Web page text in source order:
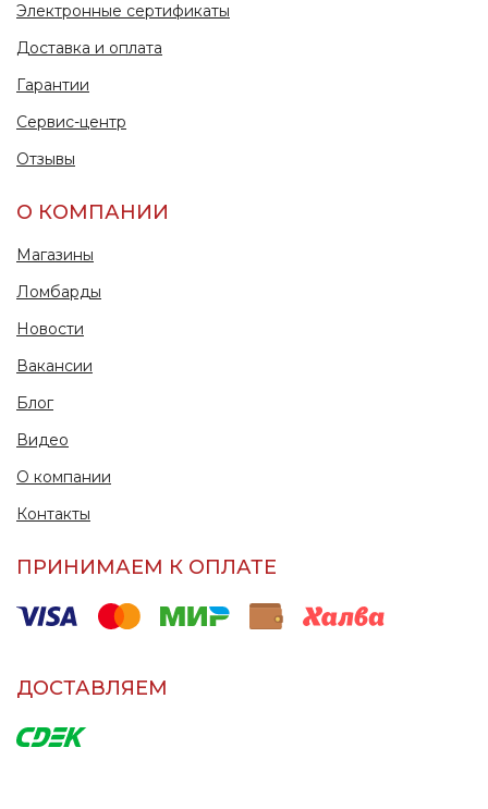
Электронные сертификаты
Доставка и оплата
Гарантии
Сервис-центр
Отзывы
О КОМПАНИИ
Магазины
Ломбарды
Новости
Вакансии
Блог
Видео
О компании
Контакты
ПРИНИМАЕМ К ОПЛАТЕ
ДОСТАВЛЯЕМ